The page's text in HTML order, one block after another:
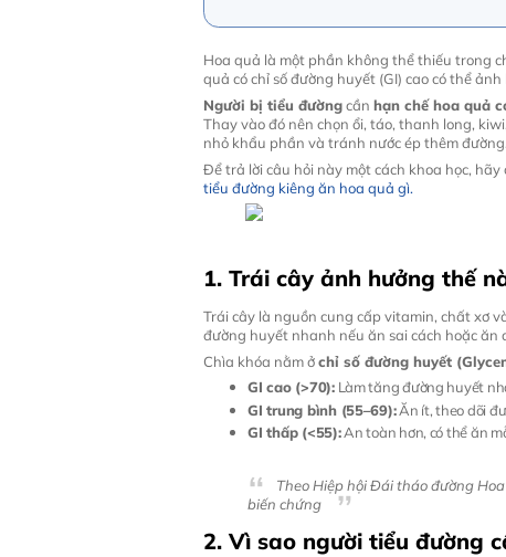
Hoa quả là một phần không thể thiếu trong
quả có chỉ số đường huyết (GI) cao có thể
Người bị tiểu đườngcần hạn chế hoa quả
Thay vào đó nên chọn ổi, táo, thanh long,
nhỏ khẩu phần và tránh nước ép thêm đường.
Để trả lời câu hỏi này một cách khoa học, hãy
tiểu đường kiêng ăn hoa quả gì.
1. Trái cây ảnh hưởng thế
Trái cây là nguồn cung cấp vitamin, chất xơ
đường huyết nhanh nếu ăn sai cách hoặc ăn
Chìa khóa nằm ởchỉ số đường huyết
GI cao (>70):Làm tăng đường huyết
GI trung bình (55–69):Ăn ít, theo dõi
GI thấp (<55):An toàn hơn, có thể ăn
Theo Hiệp hội Đái tháo đường
biến chứng
2. Vì sao người tiểu đường